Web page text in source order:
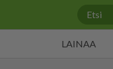
LAINAA